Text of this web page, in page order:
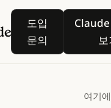
도입
문의
도입 문의
보
여기
Amazon
의
토시간
단축